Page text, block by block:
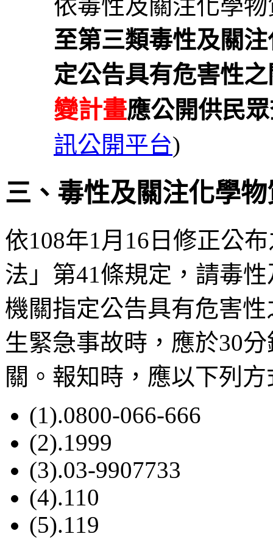
依毒性及關注化學
至第三類毒性及關
定公告具有危害性
變計畫應公開供民
訊公開平台)
三、毒性及關注化學
依108年1月16日修正公
法」第41條規定，請毒
機關指定公告具有危害
生緊急事故時，應於30
關。報知時，應以下列
(1).0800-066-666
(2).1999
(3).03-9907733
(4).110
(5).119